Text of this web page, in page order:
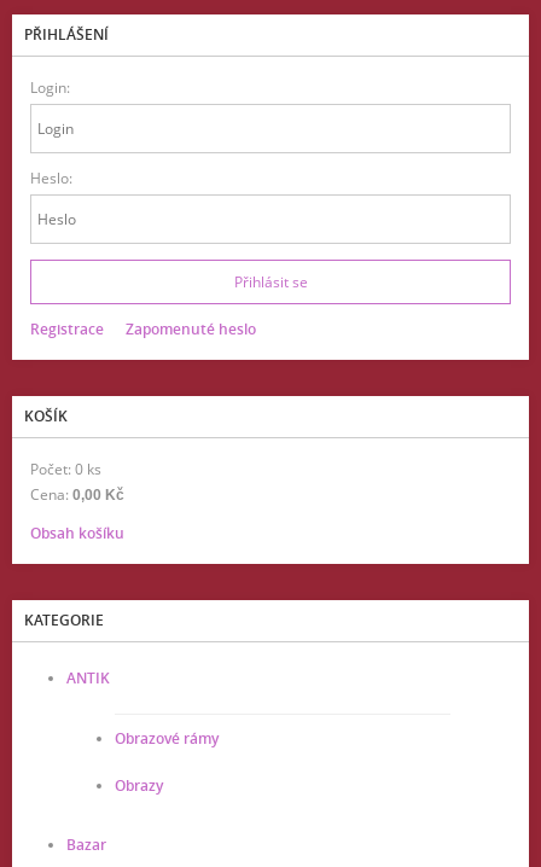
PŘIHLÁŠENÍ
Login:
Heslo:
Registrace Zapomenuté heslo
KOŠÍK
Počet: 0 ks
Cena: 0,00 Kč
Obsah košíku
KATEGORIE
ANTIK
Obrazové rámy
Obrazy
Bazar